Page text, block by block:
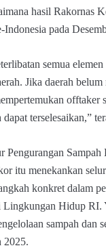
hasil Rakornas
pada
semua elemen
Jika daerah
offtaker
dapat terselesaikan,”
Pengurangan
itu menekankan
konkret dalam
Lingkungan Hidup RI.
sampah dan
2025.